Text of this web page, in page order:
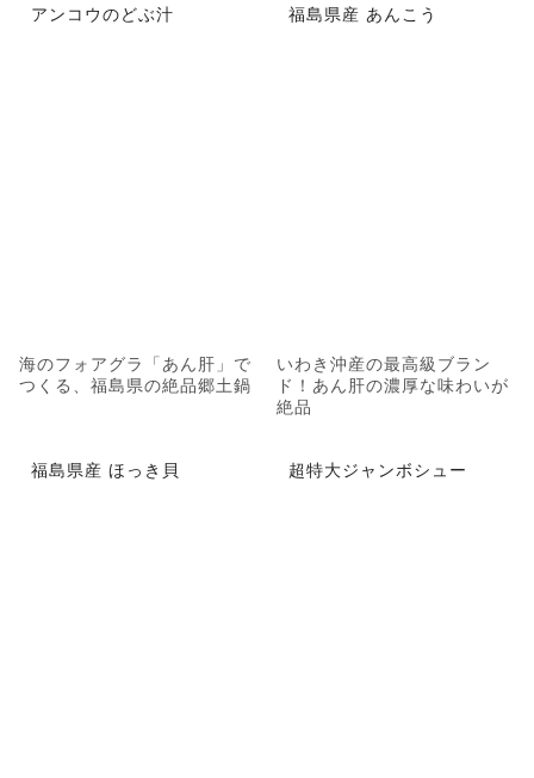
アンコウのどぶ汁
海のフォアグラ「あん肝」で
つくる、福島県の絶品郷土鍋
福島県産 あんこう
いわき沖産の最高級ブラン
ド！あん肝の濃厚な味わいが
絶品
福島県産 ほっき貝 超特大ジャンボシュー